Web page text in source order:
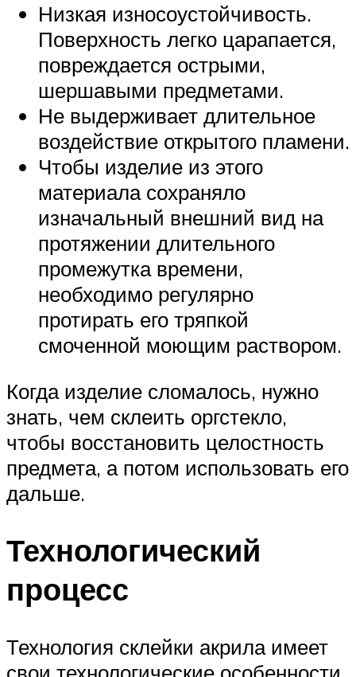
Низкая износоустойчивость.
Поверхность легко царапается,
повреждается острыми,
шершавыми предметами.
Не выдерживает длительное
воздействие открытого пламени.
Чтобы изделие из этого
материала сохраняло
изначальный внешний вид на
протяжении длительного
промежутка времени,
необходимо регулярно
протирать его тряпкой
смоченной моющим раствором.
Когда изделие сломалось, нужно
знать, чем склеить оргстекло,
чтобы восстановить целостность
предмета, а потом использовать его
дальше.
Технологический
процесс
Технология склейки акрила имеет